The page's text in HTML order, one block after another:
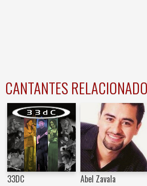
CANTANTES
33DC Abel Zavala